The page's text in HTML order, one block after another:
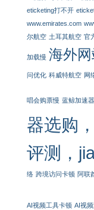
eticketing打不开
www.emirates.com
尔航空 土耳其航空 官
加载慢 海外
问优化 科威特航空 网
唱会购票慢 蓝鲸加速器
器选购
评测，
络 跨境访问卡顿 阿联
AI视频工具卡顿 AI视